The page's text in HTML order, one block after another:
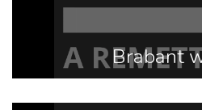
Brabant